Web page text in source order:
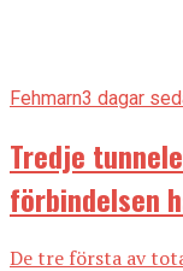
Fehmarn3 dagar
Tredje
förbindelsen
De tre första av